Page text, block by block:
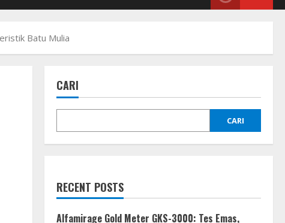
Batu Mulia
CARI
CARI
RECENT POSTS
Alfamirage Gold Meter GKS-3000: Tes Emas,